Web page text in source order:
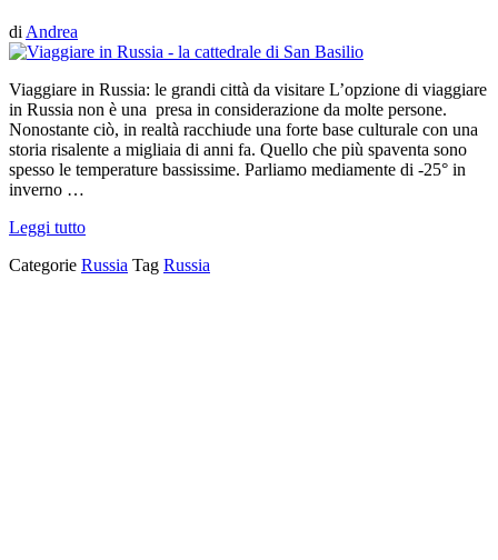
di Andrea
Viaggiare in Russia: le grandi città da visitare L’opzione di viaggiare
in Russia non è una presa in considerazione da molte persone.
Nonostante ciò, in realtà racchiude una forte base culturale con una
storia risalente a migliaia di anni fa. Quello che più spaventa sono
spesso le temperature bassissime. Parliamo mediamente di -25° in
inverno …
Leggi tutto
Categorie Russia Tag Russia